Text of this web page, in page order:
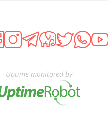
Uptime monitored by